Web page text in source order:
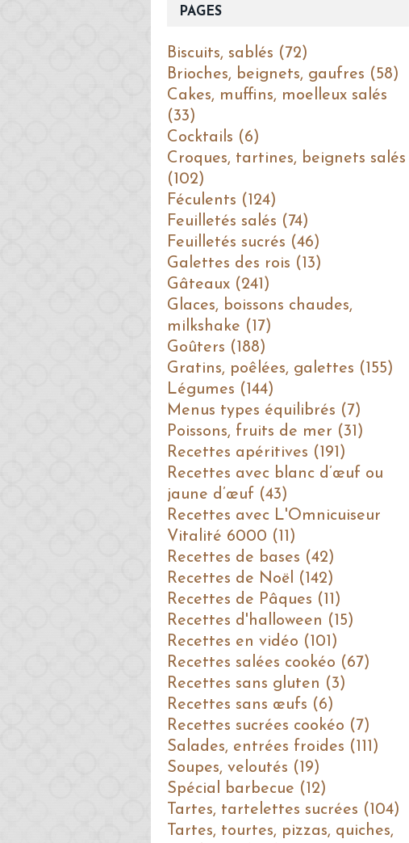
PAGES
Biscuits, sablés (72)
Brioches, beignets, gaufres (58)
Cakes, muffins, moelleux salés
(33)
Cocktails (6)
Croques, tartines, beignets salés
(102)
Féculents (124)
Feuilletés salés (74)
Feuilletés sucrés (46)
Galettes des rois (13)
Gâteaux (241)
Glaces, boissons chaudes,
milkshake (17)
Goûters (188)
Gratins, poêlées, galettes (155)
Légumes (144)
Menus types équilibrés (7)
Poissons, fruits de mer (31)
Recettes apéritives (191)
Recettes avec blanc d’œuf ou
jaune d’œuf (43)
Recettes avec L'Omnicuiseur
Vitalité 6000 (11)
Recettes de bases (42)
Recettes de Noël (142)
Recettes de Pâques (11)
Recettes d'halloween (15)
Recettes en vidéo (101)
Recettes salées cookéo (67)
Recettes sans gluten (3)
Recettes sans œufs (6)
Recettes sucrées cookéo (7)
Salades, entrées froides (111)
Soupes, veloutés (19)
Spécial barbecue (12)
Tartes, tartelettes sucrées (104)
Tartes, tourtes, pizzas, quiches,